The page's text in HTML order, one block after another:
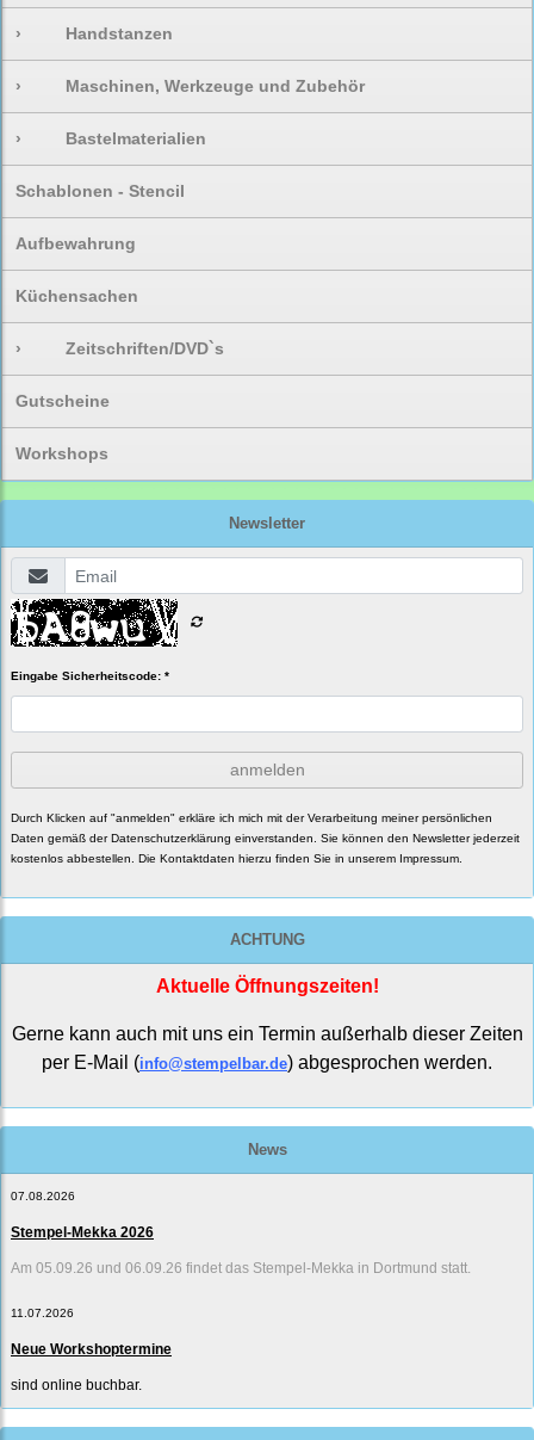
› Handstanzen
› Maschinen, Werkzeuge und Zubehör
› Bastelmaterialien
Schablonen - Stencil
Aufbewahrung
Küchensachen
› Zeitschriften/DVD`s
Gutscheine
Workshops
Newsletter
Eingabe Sicherheitscode: *
anmelden
Durch Klicken auf "anmelden" erkläre ich mich mit der Verarbeitung meiner persönlichen
Daten gemäß der Datenschutzerklärung einverstanden. Sie können den Newsletter jederzeit
kostenlos abbestellen. Die Kontaktdaten hierzu finden Sie in unserem Impressum.
ACHTUNG
Aktuelle Öffnungszeiten!
Gerne kann auch mit uns ein Termin außerhalb dieser Zeiten
per E-Mail (info@stempelbar.de) abgesprochen werden.
News
07.08.2026
Stempel-Mekka 2026
Am 05.09.26 und 06.09.26 findet das Stempel-Mekka in Dortmund statt.
11.07.2026
Neue Workshoptermine
sind online buchbar.